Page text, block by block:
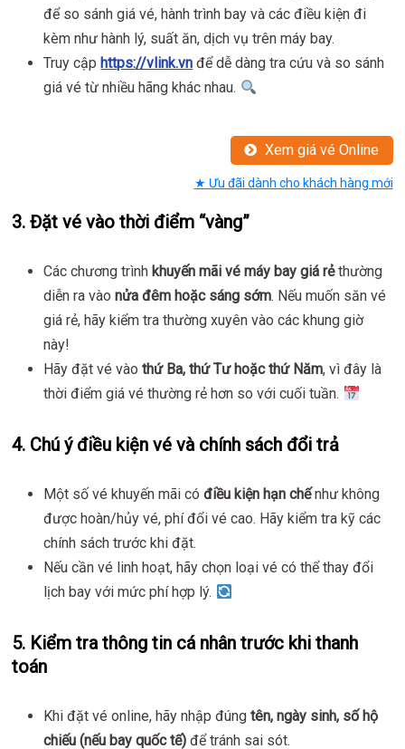
để so sánh giá vé, hành trình bay và các điều kiện đi
kèm như hành lý, suất ăn, dịch vụ trên máy bay.
Truy cập https://vlink.vn để dễ dàng tra cứu và so sánh
giá vé từ nhiều hãng khác nhau.
Xem giá vé Online
★ Ưu đãi dành cho khách hàng mới
3.Đặt vé vào thời điểm “vàng”
Các chương trình khuyến mãi vé máy bay giá rẻthường
diễn ra vàonửa đêm hoặc sáng sớm. Nếu muốn săn vé
giá rẻ, hãy kiểm tra thường xuyên vào các khung giờ
này!
Hãy đặt vé vàothứ Ba, thứ Tư hoặc thứ Năm, vì đây là
thời điểm giá vé thường rẻ hơn so với cuối tuần.
4. Chú ý điều kiện vé và chính sách đổi trả
Một số vé khuyến mãi cóđiều kiện hạn chếnhư không
được hoàn/hủy vé, phí đổi vé cao. Hãy kiểm tra kỹ các
chính sách trước khi đặt.
Nếu cần vé linh hoạt, hãy chọn loại vé có thể thay đổi
lịch bay với mức phí hợp lý.
5. Kiểm tra thông tin cá nhân trước khi thanh
toán
Khi đặt vé online, hãy nhập đúngtên, ngày sinh, số hộ
chiếu (nếu bay quốc tế) để tránh sai sót.